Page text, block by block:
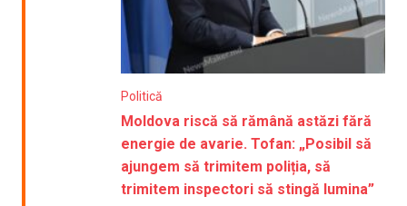
Politică
Moldova riscă să rămână astăzi fără
energie de avarie. Tofan: „Posibil să
ajungem să trimitem poliția, să
trimitem inspectori să stingă lumina”